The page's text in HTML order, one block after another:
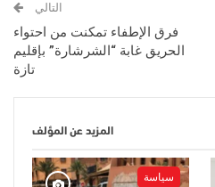
التالي
فرق الإطفاء تمكنت من احتواء
الحريق غابة “الشرشارة” بإقليم
تازة
المزيد عن المؤلف
سياسة